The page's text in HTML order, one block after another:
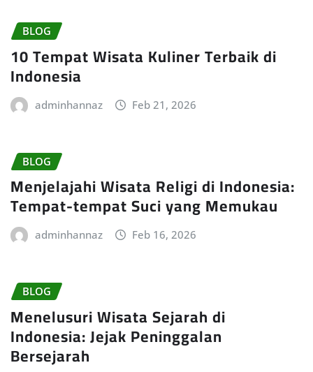
BLOG
10 Tempat Wisata Kuliner Terbaik di
Indonesia
adminhannaz Feb 21, 2026
BLOG
Menjelajahi Wisata Religi di Indonesia:
Tempat-tempat Suci yang Memukau
adminhannaz Feb 16, 2026
BLOG
Menelusuri Wisata Sejarah di
Indonesia: Jejak Peninggalan
Bersejarah